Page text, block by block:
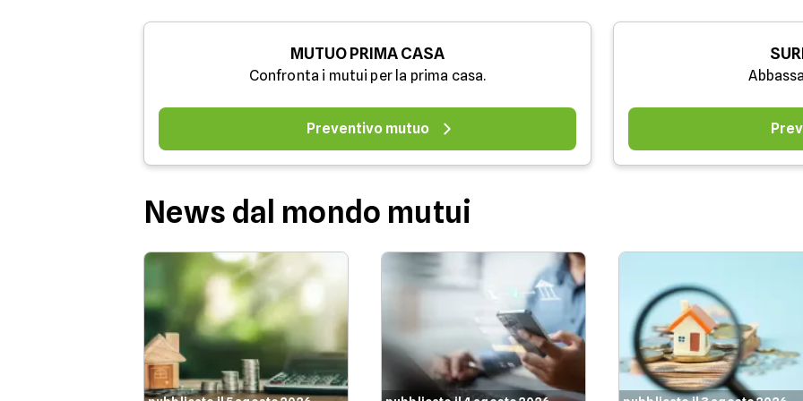
MUTUO PRIMA CASA
Confronta i mutui per la prima casa.
Preventivo mutuo
News dal mondo mutui